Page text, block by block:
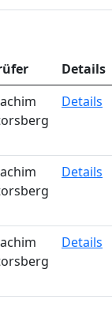
Details
Details
Details
Details